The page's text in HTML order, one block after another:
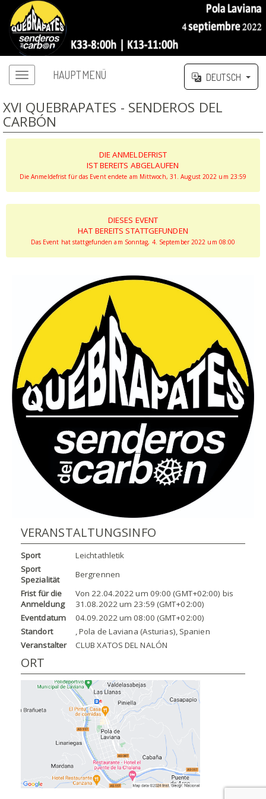
HAUPTMENÜ DEUTSCH
XVI QUEBRAPATES - SENDEROS DEL
CARBÓN
DIE ANMELDEFRIST
IST BEREITS ABGELAUFEN
Die Anmeldefrist für das Event endete am Mittwoch, 31. August 2022 um 23:59
DIESES EVENT
HAT BEREITS STATTGEFUNDEN
Das Event hat stattgefunden am Sonntag, 4. September 2022 um 08:00
VERANSTALTUNGSINFO
Sport
Leichtathletik
Sport
Spezialität
Bergrennen
Frist für die
Anmeldung
Von22.04.2022um 09:00 (GMT+02:00) bis
31.08.2022um23:59 (GMT+02:00)
Eventdatum
04.09.2022um08:00 (GMT+02:00)
Standort
, Pola de Laviana (Asturias), Spanien
Veranstalter
CLUB XATOS DEL NALÓN
ORT